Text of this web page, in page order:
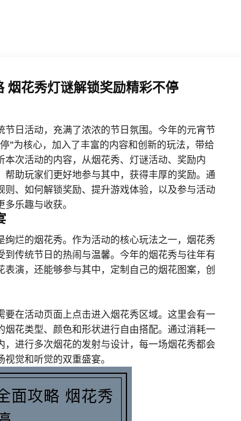
烟花秀灯谜解锁奖励精彩不停
日活动，充满了浓浓的节日氛围。今年的元宵节
”为核心，加入了丰富的内容和创新的玩法，带给
次活动的内容，从烟花秀、灯谜活动、奖励内
助玩家们更好地参与其中，获得丰厚的奖励。通
、如何解锁奖励、提升游戏体验，以及参与活动
乐趣与收获。
烂的烟花秀。作为活动的核心玩法之一，烟花秀
传统节日的热闹与温馨。今年的烟花秀与往年有
演，还能够参与其中，定制自己的烟花图案，创
在活动页面上点击进入烟花秀区域。这里会有一
花类型、颜色和形状进行自由搭配。通过消耗一
进行多次烟花的发射与设计，每一场烟花秀都会
觉和听觉的双重盛宴。